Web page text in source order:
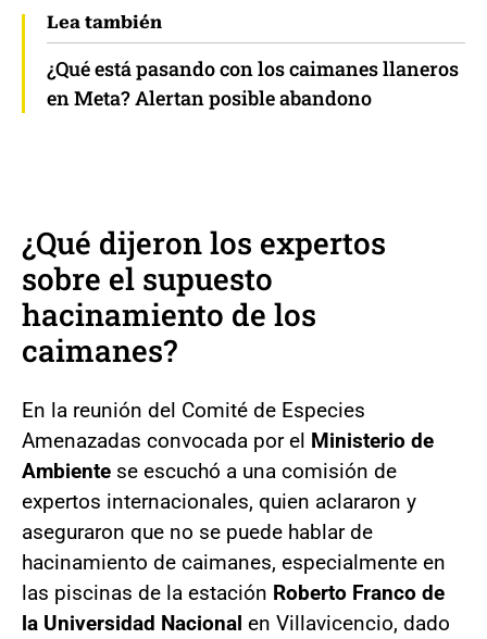
Lea también
¿Qué está pasando con los caimanes llaneros
en Meta? Alertan posible abandono
¿Qué dijeron los expertos
sobre el supuesto
hacinamiento de los
caimanes?
En la reunión del Comité de Especies
Amenazadas convocada por el Ministerio de
Ambiente se escuchó a una comisión de
expertos internacionales, quien aclararon y
aseguraron que no se puede hablar de
hacinamiento de caimanes, especialmente en
las piscinas de la estación Roberto Franco de
la Universidad Nacional en Villavicencio, dado